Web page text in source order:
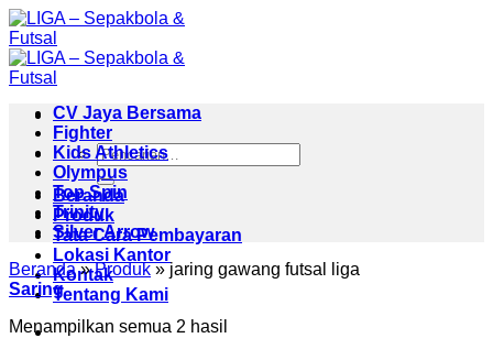
Skip
to
content
Pencarian
untuk:
Beranda
Produk
Tata Cara Pembayaran
Lokasi Kantor
Kontak
Tentang Kami
CV Jaya Bersama
Fighter
Kids Athletics
Olympus
Top Spin
Trinity
Silver Arrow
Beranda » Produk » jaring gawang futsal liga
Saring
Menampilkan semua 2 hasil